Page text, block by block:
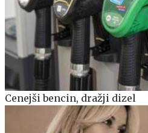
Cenejši bencin, dražji dizel